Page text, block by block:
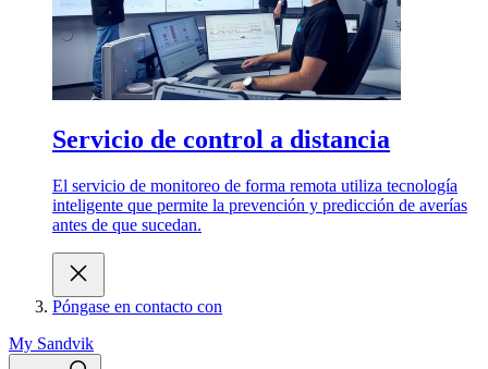
Servicio de control a distancia
El servicio de monitoreo de forma remota utiliza tecnología
inteligente que permite la prevención y predicción de averías
antes de que sucedan.
Póngase en contacto con
My Sandvik